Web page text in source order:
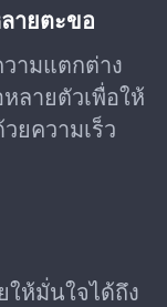
ายตะขอ
ามแตกต่าง
ลายตัวเพื่อให้
ยความเร็ว
ให้มั่นใจได้ถึง